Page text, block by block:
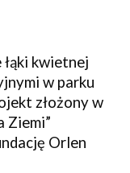
łąki kwietnej
w parku
złożony w
Ziemi”
Orlen